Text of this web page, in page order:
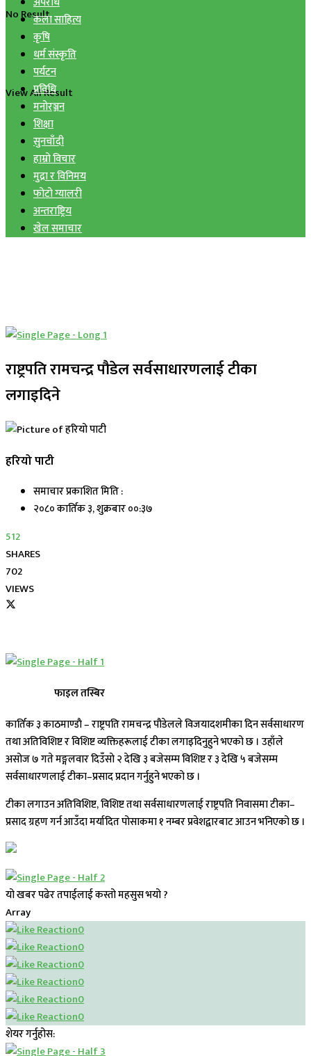
No Result
View All Result
कला साहित्य
कृषि
धर्म संस्कृति
पर्यटन
प्रविधि
मनोरञ्जन
शिक्षा
सुनचाँदी
हाम्रो विचार
मुद्रा र विनिमय
फोटो ग्यालरी
अन्तराष्ट्रिय
खेल समाचार
राष्ट्रपति रामचन्द्र पौडेल सर्वसाधारणलाई टीका
लगाइदिने
हरियो पाटी
समाचार प्रकाशित मिति :
२०८० कार्तिक ३, शुक्रबार ००:३७
512
SHARES
702
VIEWS
फाइल तस्बिर
कार्तिक ३ काठमाण्डाै – राष्ट्रपति रामचन्द्र पौडेलले विजयादशमीका दिन सर्वसाधारण
तथा अतिविशिष्ट र विशिष्ट व्यक्तिहरूलाई टीका लगाइदिनुहुने भएको छ । उहाँले
असोज ७ गते मङ्गलवार दिउँसाे २ देखि ३ बजेसम्म विशिष्ट र ३ देखि ५ बजेसम्म
सर्वसाधारणलाई टीका–प्रसाद प्रदान गर्नुहुने भएको छ ।
टीका लगाउन अतिविशिष्ट, विशिष्ट तथा सर्वसाधारणलाई राष्ट्रपति निवासमा टीका–
प्रसाद ग्रहण गर्न आउँदा मर्यादित पोसाकमा १ नम्बर प्रवेशद्वारबाट आउन भनिएको छ ।
यो खबर पढेर तपाईलाई कस्तो महसुस भयो ?
Array
0
0
0
0
0
0
शेयर गर्नुहोस: